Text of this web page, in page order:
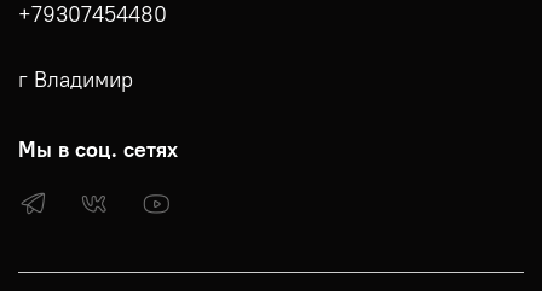
+79307454480
г Владимир
Мы в соц. сетях